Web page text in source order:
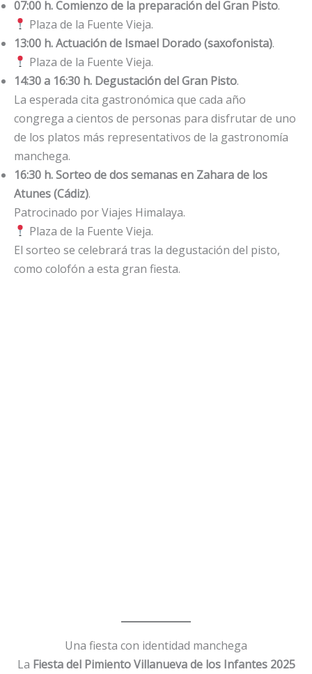
07:00 h. Comienzo de la preparación del Gran Pisto.
Plaza de la Fuente Vieja.
13:00 h. Actuación de Ismael Dorado (saxofonista).
Plaza de la Fuente Vieja.
14:30 a 16:30 h. Degustación del Gran Pisto.
La esperada cita gastronómica que cada año
congrega a cientos de personas para disfrutar de uno
de los platos más representativos de la gastronomía
manchega.
16:30 h. Sorteo de dos semanas en Zahara de los
Atunes (Cádiz).
Patrocinado por Viajes Himalaya.
Plaza de la Fuente Vieja.
El sorteo se celebrará tras la degustación del pisto,
como colofón a esta gran fiesta.
Una fiesta con identidad manchega
La Fiesta del Pimiento Villanueva de los Infantes 2025